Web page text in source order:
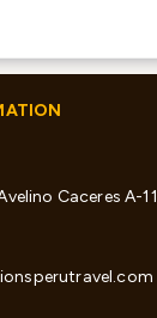
Caceres A-11